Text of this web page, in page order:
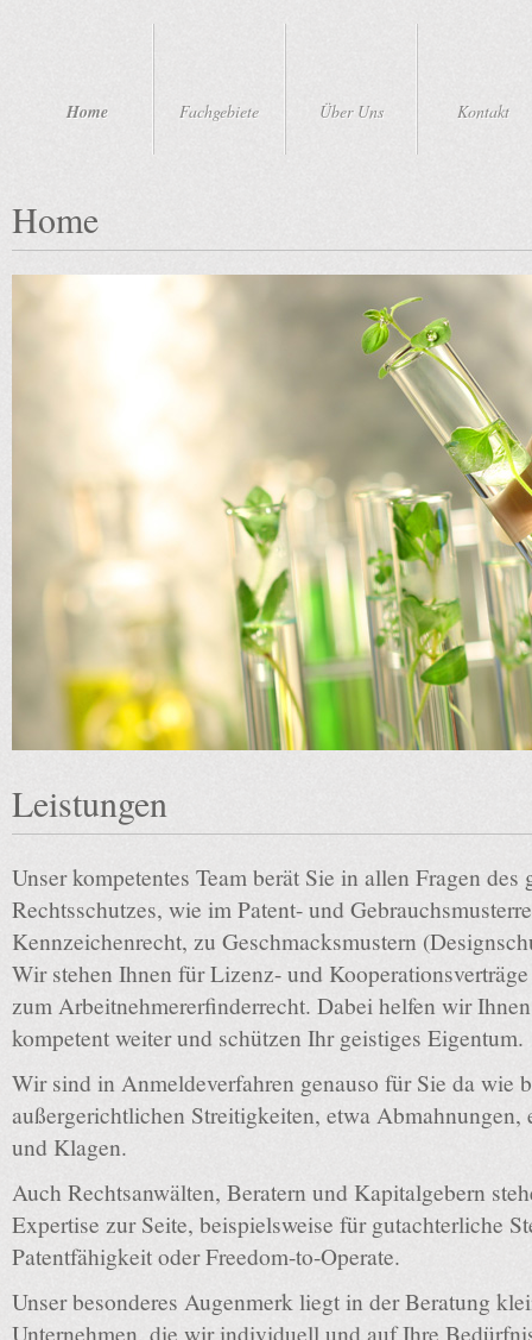
Kontakt
Über Uns
Fachgebiete
Home
Home
Leistungen
Unser kompetentes Team berät Sie in allen Fragen des
Rechtsschutzes, wie im Patent- und
Kennzeichenrecht, zu Geschmacksmustern
Wir stehen Ihnen für Lizenz- und
zum Arbeitnehmererfinderrecht. Dabei helfen wir
kompetent weiter und schützen Ihr geistiges Eigentum.
Wir sind in Anmeldeverfahren genauso für Sie da wie
außergerichtlichen Streitigkeiten, etwa
und Klagen.
Auch Rechtsanwälten, Beratern und Kapitalgebern
Expertise zur Seite, beispielsweise für gutachterliche
Patentfähigkeit oder Freedom-to-Operate.
Unser besonderes Augenmerk liegt in der Beratung
Unternehmen, die wir individuell und auf Ihre